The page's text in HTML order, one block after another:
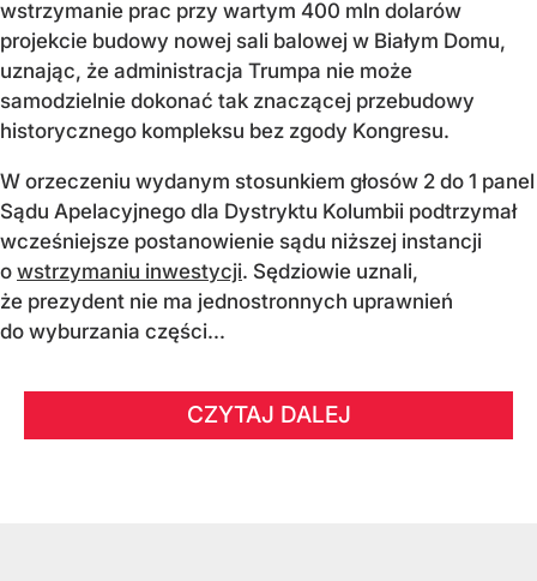
wstrzymanie prac przy wartym 400 mln dolarów
projekcie budowy nowej sali balowej w Białym Domu,
uznając, że administracja Trumpa nie może
samodzielnie dokonać tak znaczącej przebudowy
historycznego kompleksu bez zgody Kongresu.
W orzeczeniu wydanym stosunkiem głosów 2 do 1 panel
Sądu Apelacyjnego dla Dystryktu Kolumbii podtrzymał
wcześniejsze postanowienie sądu niższej instancji
o wstrzymaniu inwestycji. Sędziowie uznali,
że prezydent nie ma jednostronnych uprawnień
do wyburzania części...
CZYTAJ DALEJ